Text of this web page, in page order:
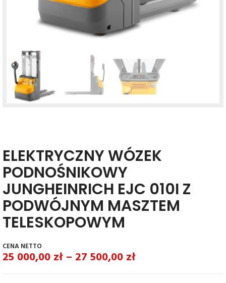
ELEKTRYCZNY WÓZEK
PODNOŚNIKOWY
JUNGHEINRICH EJC 010I Z
PODWÓJNYM MASZTEM
TELESKOPOWYM
25 000,00 zł – 27 500,00 zł